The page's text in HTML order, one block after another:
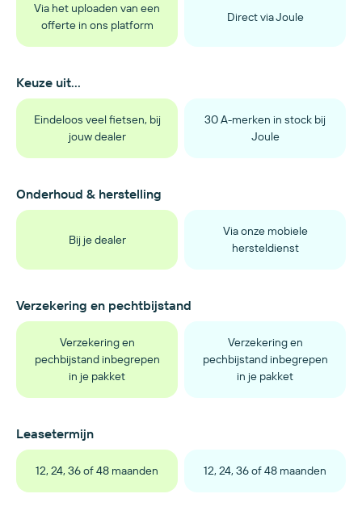
Via het uploaden van een
offerte in ons platform
Direct via Joule
Keuze uit...
Eindeloos veel fietsen, bij
jouw dealer
30 A-merken in stock bij
Joule
Onderhoud & herstelling
Bij je dealer
Via onze mobiele
hersteldienst
Verzekering en pechtbijstand
Verzekering en
pechbijstand inbegrepen
in je pakket
Verzekering en
pechbijstand inbegrepen
in je pakket
Leasetermijn
12, 24, 36 of 48 maanden 12, 24, 36 of 48 maanden